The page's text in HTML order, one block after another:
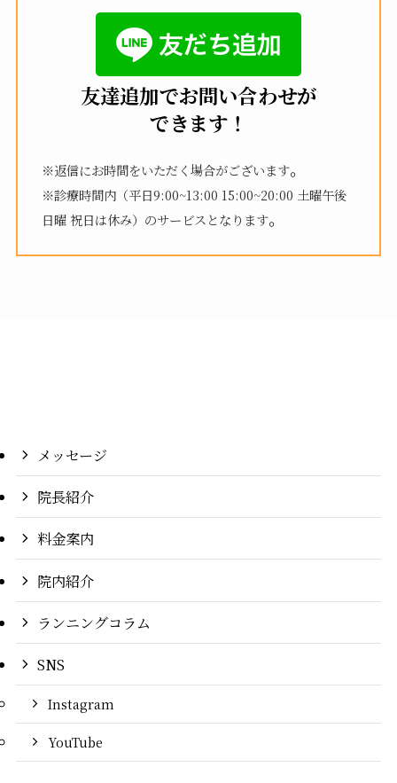
友達追加でお問い合わせが
できます！
※返信にお時間をいただく場合がございます。
※診療時間内（平日9:00~13:00 15:00~20:00 土曜午後
日曜 祝日は休み）のサービスとなります。
メッセージ
院長紹介
料金案内
院内紹介
ランニングコラム
SNS
Instagram
YouTube